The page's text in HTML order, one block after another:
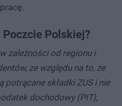
Polskiej?
zależności od regionu i
ze względu na to, że
potrącane składki ZUS i nie
dochodowy (PIT),